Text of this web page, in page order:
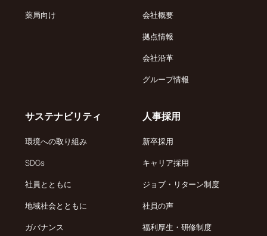
薬局向け
会社概要
拠点情報
会社沿革
グループ情報
サステナビリティ
環境への取り組み
SDGs
社員とともに
地域社会とともに
ガバナンス
人事採用
新卒採用
キャリア採用
ジョブ・リターン制度
社員の声
福利厚生・研修制度